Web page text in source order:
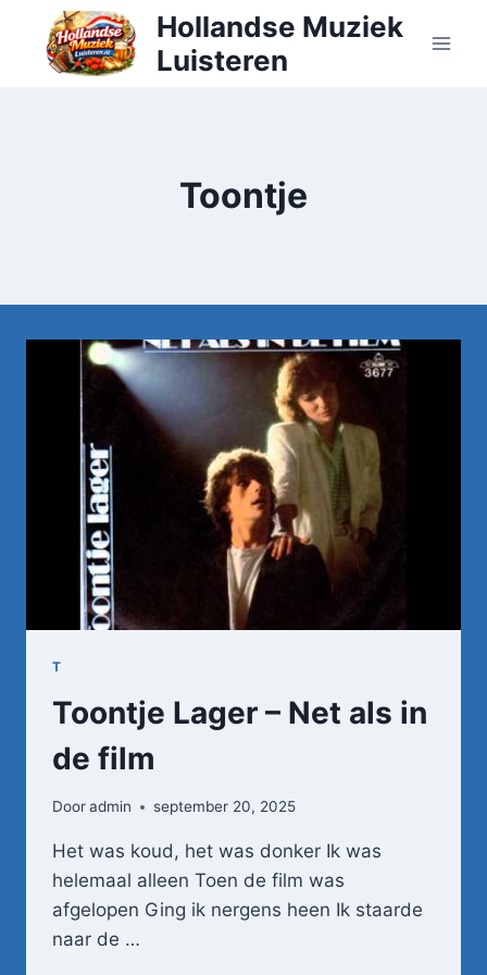
Doorgaan
inhoud
Hollandse Muziek
Luisteren
Toontje
T
Toontje Lager – Net als in
de film
Dooradmin september 20, 2025
Het was koud, het was donker Ik was
helemaal alleen Toen de film was
afgelopen Ging ik nergens heen Ik staarde
naar de …